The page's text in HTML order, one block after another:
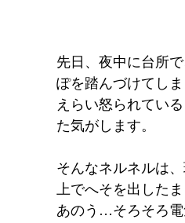
朝のlesson 雑貨
先日、夜中に台所
ぽを踏んづけてし
えらい怒られてい
た気がします。
そんなネルネルは
上でへそを出したま
あのう…そろそろ